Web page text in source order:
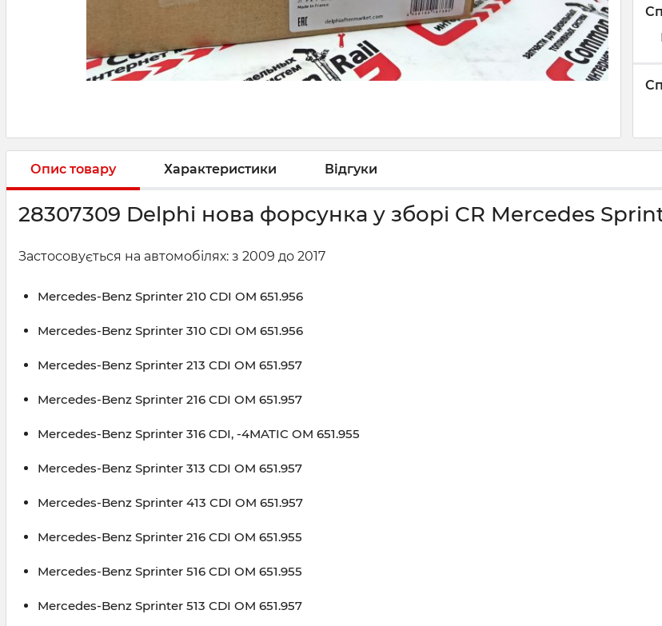
Опис товару Характеристики Відгуки
28307309 Delphi нова форсунка у зборі CR Mercedes
Застосовується на автомобілях: з 2009 до 2017
Mercedes-Benz Sprinter 210 CDI OM 651.956
Mercedes-Benz Sprinter 310 CDI OM 651.956
Mercedes-Benz Sprinter 213 CDI OM 651.957
Mercedes-Benz Sprinter 216 CDI OM 651.957
Mercedes-Benz Sprinter 316 CDI, -4MATIC OM 651.955
Mercedes-Benz Sprinter 313 CDI OM 651.957
Mercedes-Benz Sprinter 413 CDI OM 651.957
Mercedes-Benz Sprinter 216 CDI OM 651.955
Mercedes-Benz Sprinter 516 CDI OM 651.955
Mercedes-Benz Sprinter 513 CDI OM 651.957